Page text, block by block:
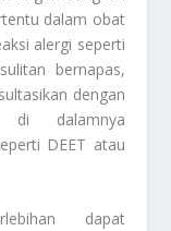
dalam obat
alergi seperti
bernapas,
dengan
di dalamnya
DEET atau
dapat